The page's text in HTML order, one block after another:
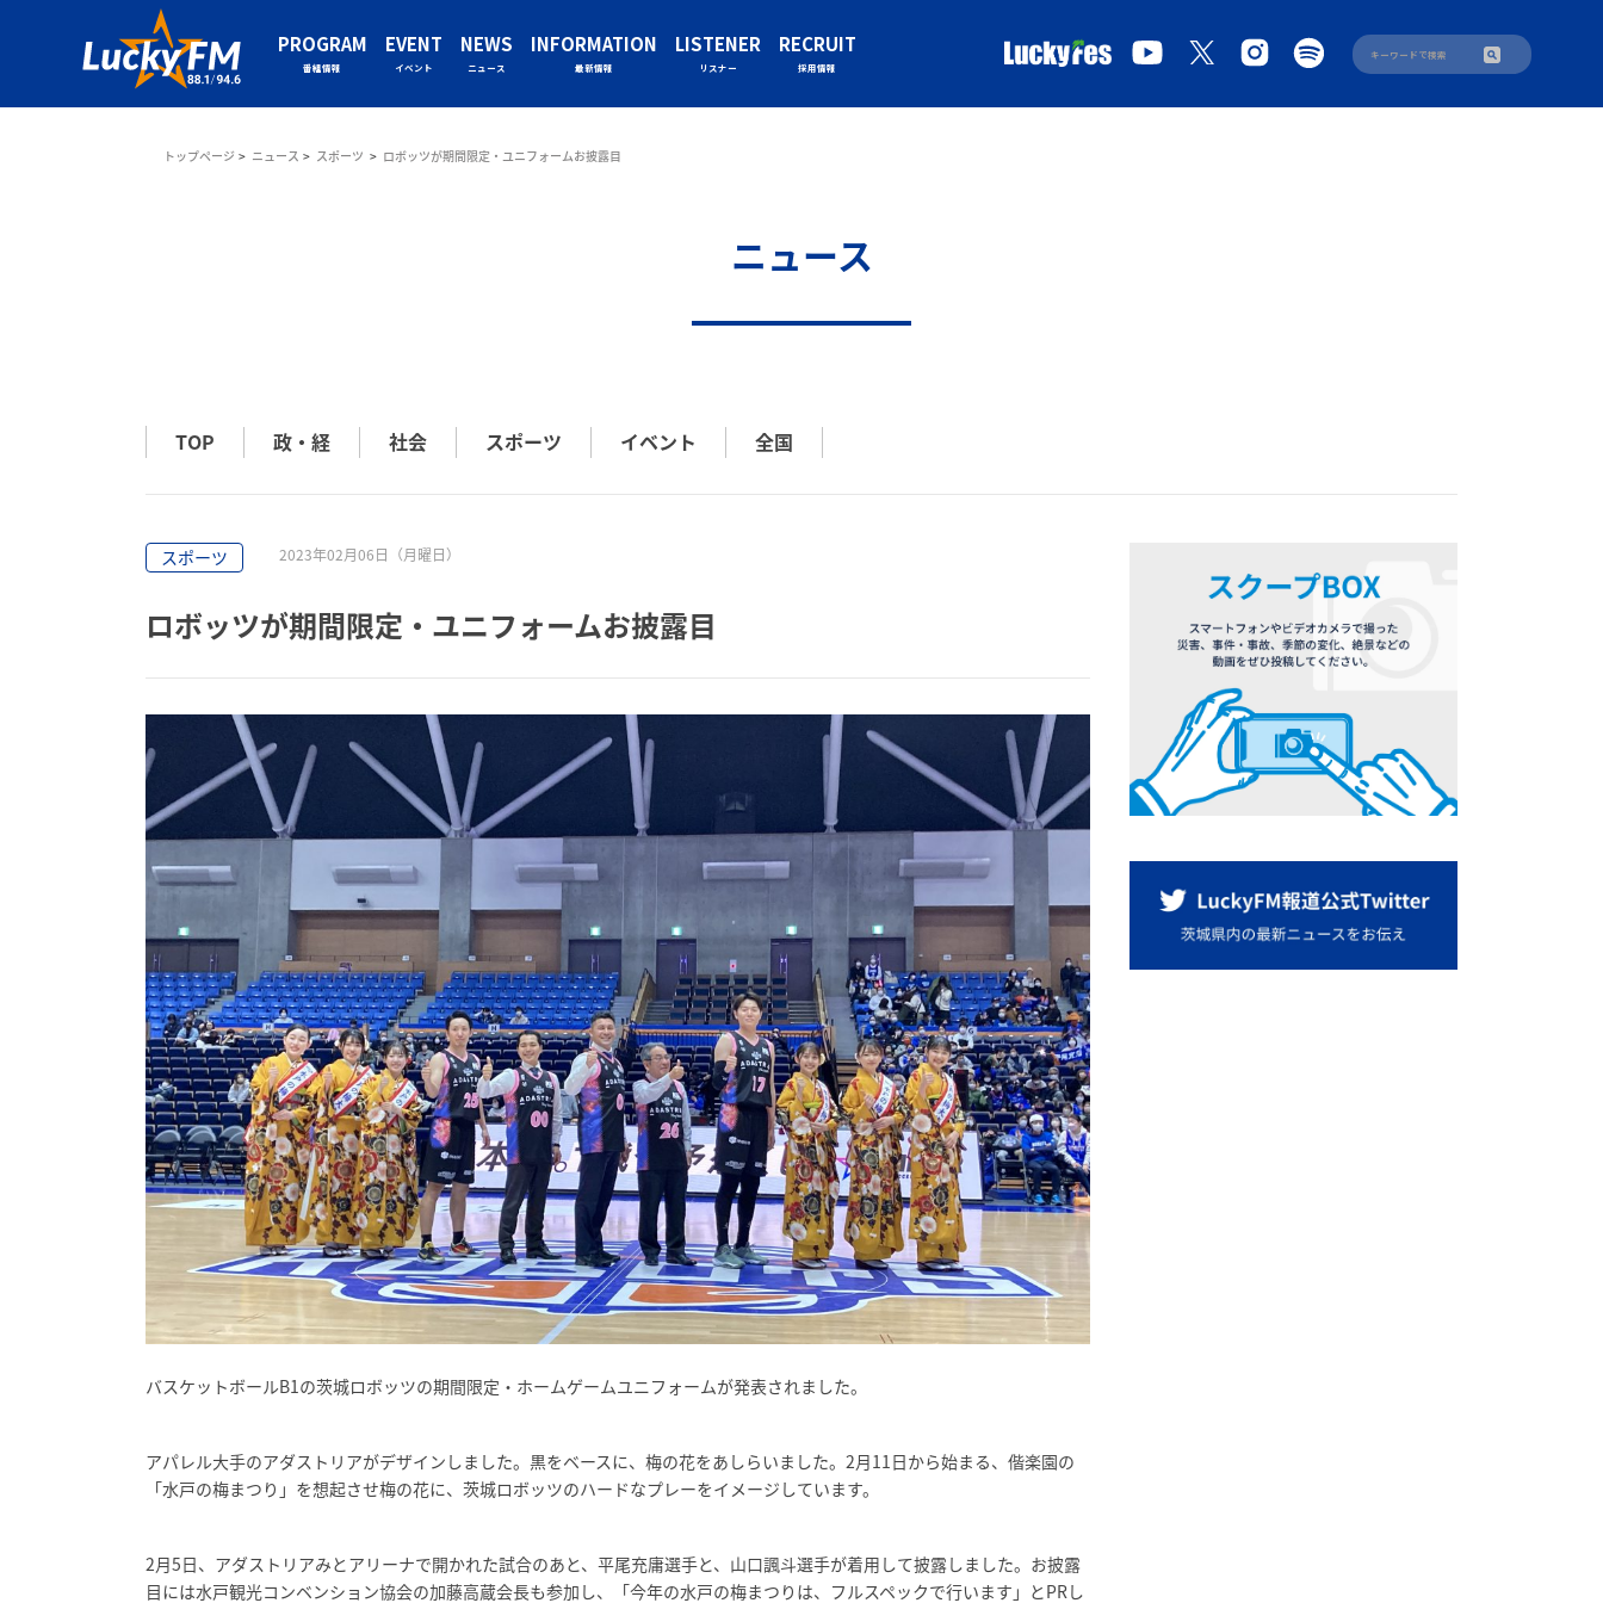
PROGRAM
番組情報
EVENT
イベント
NEWS
ニュース
INFORMATION
最新情報
LISTENER
リスナー
RECRUIT
採用情報
トップページ ニュース スポーツ ロボッツが期間限定・ユニフォームお披露目
ニュース
TOP 政・経 社会 スポーツ イベント 全国
スポーツ 2023年02月06日（月曜日）
ロボッツが期間限定・ユニフォームお披露目
バスケットボールB1の茨城ロボッツの期間限定・ホームゲームユニフォームが発表されました。
アパレル大手のアダストリアがデザインしました。黒をベースに、梅の花をあしらいました。2月11日から始まる、偕楽園の
「水戸の梅まつり」を想起させ梅の花に、茨城ロボッツのハードなプレーをイメージしています。
2月5日、アダストリアみとアリーナで開かれた試合のあと、平尾充庸選手と、山口諷斗選手が着用して披露しました。お披露
目には水戸観光コンベンション協会の加藤高蔵会長も参加し、「今年の水戸の梅まつりは、フルスペックで行います」とPRし